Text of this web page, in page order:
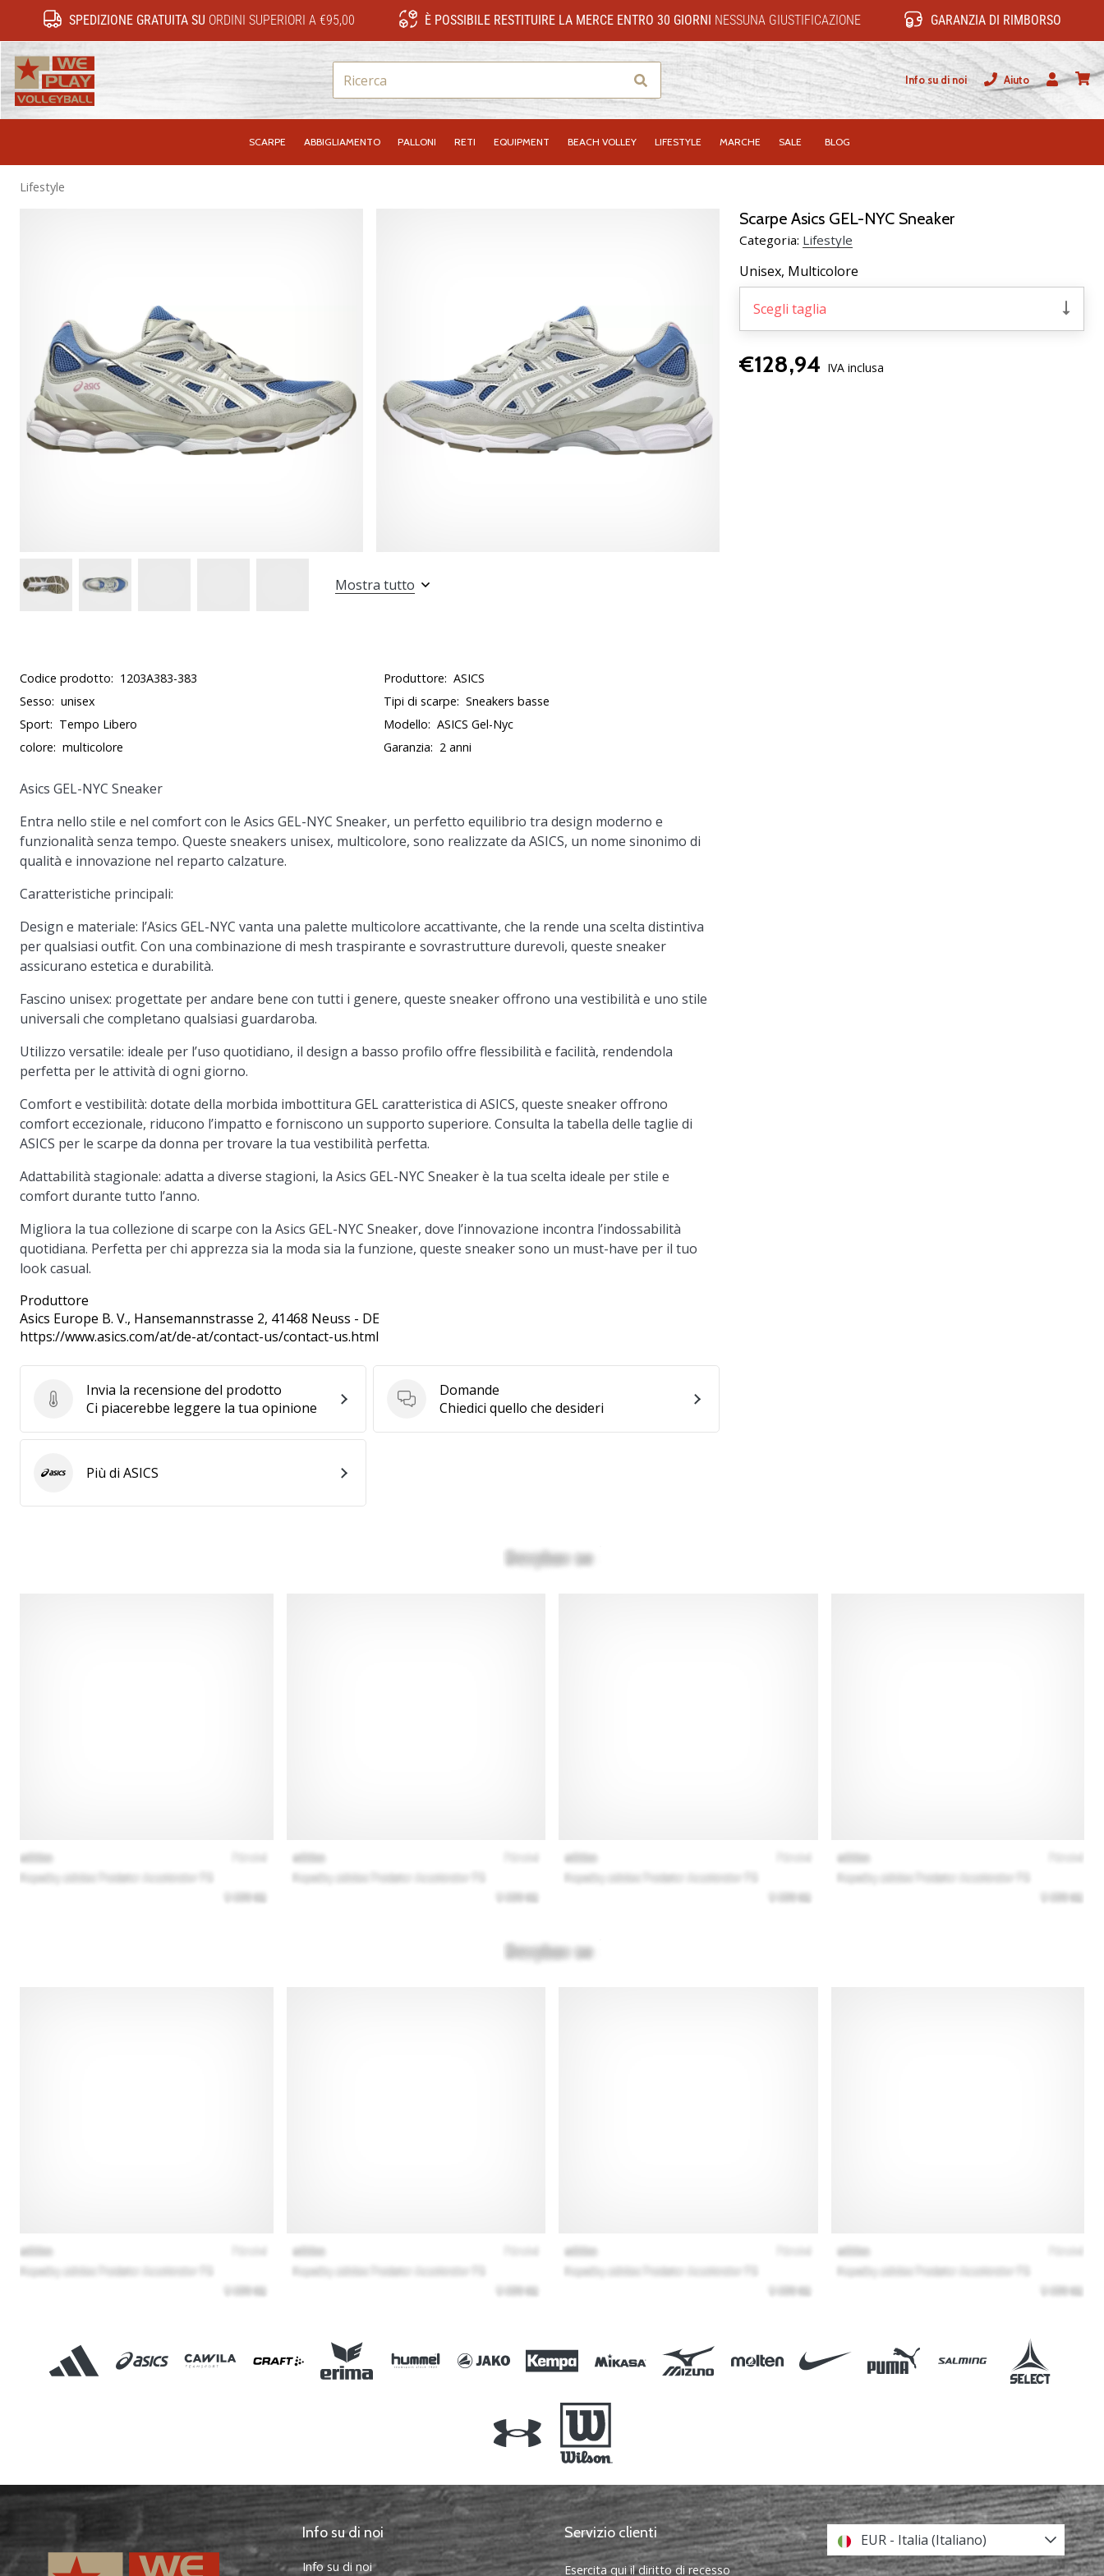
SPEDIZIONE GRATUITA SU ORDINI SUPERIORI A €95,00 È POSSIBILE RESTITUIRE LA MERCE ENTRO 30 GIORNI NESSUNA GIUSTIFICAZIONE GARANZIA DI RIMBORSO
Ricerca Info su di noi
Aiuto
Utente
SCARPE ABBIGLIAMENTO PALLONI RETI EQUIPMENT BEACH VOLLEY LIFESTYLE MARCHE SALE BLOG
Lifestyle
Scarpe Asics GEL-NYC Sneaker
Categoria: Lifestyle
Unisex, Multicolore
Scegli taglia
€128,94 IVA inclusa
Mostra tutto
Codice prodotto: 1203A383-383 Produttore: ASICS
Sesso: unisex Tipi di scarpe: Sneakers basse
Sport: Tempo Libero Modello: ASICS Gel-Nyc
colore: multicolore Garanzia: 2 anni
Asics GEL-NYC Sneaker
Entra nello stile e nel comfort con le Asics GEL-NYC Sneaker, un perfetto equilibrio tra design moderno e
funzionalità senza tempo. Queste sneakers unisex, multicolore, sono realizzate da ASICS, un nome sinonimo di
qualità e innovazione nel reparto calzature.
Caratteristiche principali:
Design e materiale: l’Asics GEL-NYC vanta una palette multicolore accattivante, che la rende una scelta distintiva
per qualsiasi outfit. Con una combinazione di mesh traspirante e sovrastrutture durevoli, queste sneaker
assicurano estetica e durabilità.
Fascino unisex: progettate per andare bene con tutti i genere, queste sneaker offrono una vestibilità e uno stile
universali che completano qualsiasi guardaroba.
Utilizzo versatile: ideale per l’uso quotidiano, il design a basso profilo offre flessibilità e facilità, rendendola
perfetta per le attività di ogni giorno.
Comfort e vestibilità: dotate della morbida imbottitura GEL caratteristica di ASICS, queste sneaker offrono
comfort eccezionale, riducono l’impatto e forniscono un supporto superiore. Consulta la tabella delle taglie di
ASICS per le scarpe da donna per trovare la tua vestibilità perfetta.
Adattabilità stagionale: adatta a diverse stagioni, la Asics GEL-NYC Sneaker è la tua scelta ideale per stile e
comfort durante tutto l’anno.
Migliora la tua collezione di scarpe con la Asics GEL-NYC Sneaker, dove l’innovazione incontra l’indossabilità
quotidiana. Perfetta per chi apprezza sia la moda sia la funzione, queste sneaker sono un must-have per il tuo
look casual.
Produttore
Asics Europe B. V., Hansemannstrasse 2, 41468 Neuss - DE
https://www.asics.com/at/de-at/contact-us/contact-us.html
Invia la recensione del prodotto
Invia la recensione del prodotto
Ci piacerebbe leggere la tua opinione
Domande
Domande
Chiedici quello che desideri
ASICSPiù di ASICS
Info su di noi
Info su di noi
Servizio clienti
Esercita qui il diritto di recesso
EUR - Italia (Italiano)